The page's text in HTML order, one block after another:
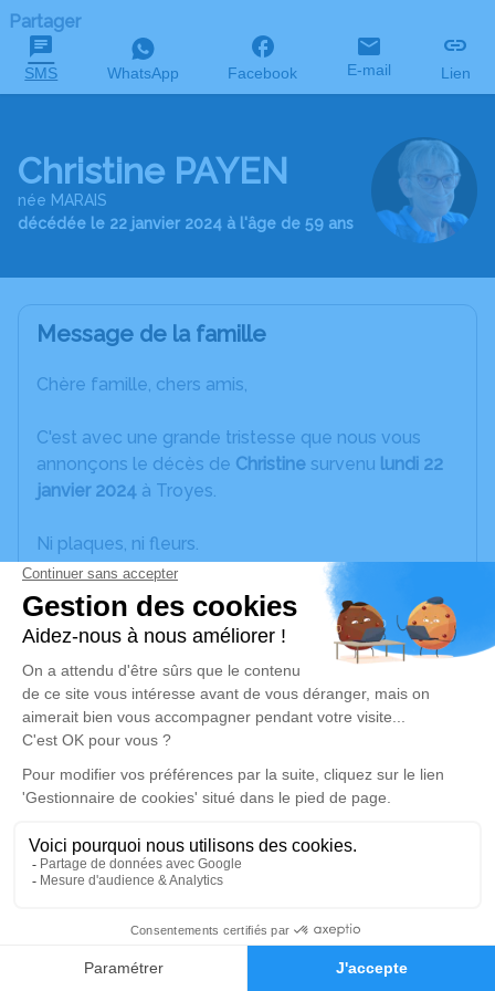
Faire-part Hommages
Partager
SMS WhatsApp Facebook E-mail Lien
Christine PAYEN
née MARAIS
décédée le 22 janvier 2024 à l'âge de 59 ans
Message de la famille
Chère famille, chers amis,
C'est avec une grande tristesse que nous vous
annonçons le décès de Christine survenu lundi 22
janvier 2024 à Troyes.
Ni plaques, ni fleurs.
Un service de plantation d’arbre hommage est
disponible ici .
Je rends hommage
Crémation
mardi 30 janvier 2024 à 10h00
Crematorium du Pays de Montereau de
Marolles sur Seine
2 rue de la croix saint jacques
Je rends hommage